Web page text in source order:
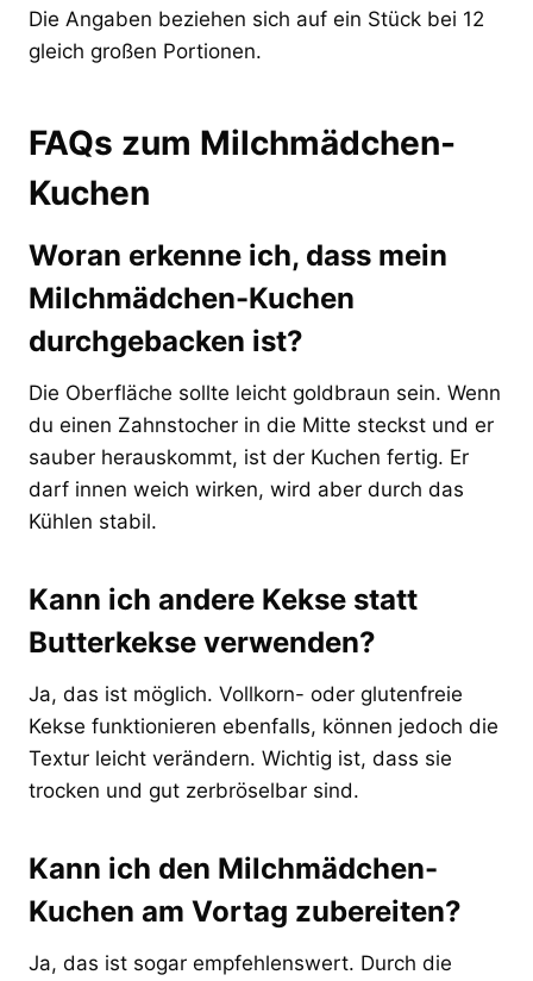
Die Angaben beziehen sich auf ein Stück bei 12
gleich großen Portionen.
FAQs zum Milchmädchen-
Kuchen
Woran erkenne ich, dass mein
Milchmädchen-Kuchen
durchgebacken ist?
Die Oberfläche sollte leicht goldbraun sein. Wenn
du einen Zahnstocher in die Mitte steckst und er
sauber herauskommt, ist der Kuchen fertig. Er
darf innen weich wirken, wird aber durch das
Kühlen stabil.
Kann ich andere Kekse statt
Butterkekse verwenden?
Ja, das ist möglich. Vollkorn- oder glutenfreie
Kekse funktionieren ebenfalls, können jedoch die
Textur leicht verändern. Wichtig ist, dass sie
trocken und gut zerbröselbar sind.
Kann ich den Milchmädchen-
Kuchen am Vortag zubereiten?
Ja, das ist sogar empfehlenswert. Durch die